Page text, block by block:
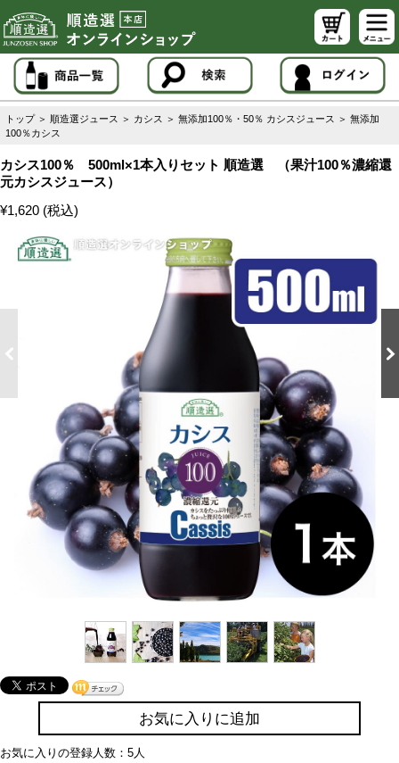
トップ ＞ 順造選ジュース ＞ カシス ＞ 無添加100％・50％ カシスジュース ＞ 無添加
100％カシス
カシス100％ 500ml×1本入りセット 順造選 （果汁100％濃縮還
元カシスジュース）
¥1,620 (税込)
お気に入りに追加
お気に入りの登録人数：5人